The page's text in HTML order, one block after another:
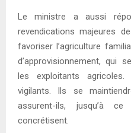
Le ministre a aussi
revendications majeures
favoriser l’agriculture
d’approvisionnement, qui
les exploitants
vigilants. Ils se
assurent-ils, jusqu’à
concrétisent.